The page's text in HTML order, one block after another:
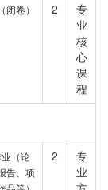
闭卷） 2
专
业
核
心
课
程
（论
告、项
2
专
业